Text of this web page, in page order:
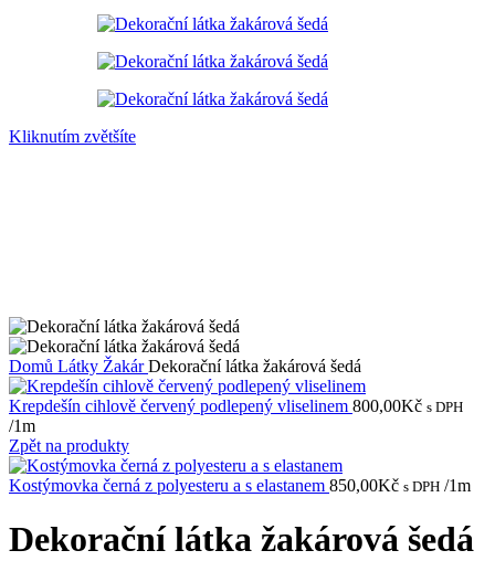
Kliknutím zvětšíte
Domů Látky ŽakárDekorační látka žakárová šedá
Krepdešín cihlově červený podlepený vliselinem 800,00Kč s DPH
/1m
Zpět na produkty
Kostýmovka černá z polyesteru a s elastanem 850,00Kč s DPH /1m
Dekorační látka žakárová šedá